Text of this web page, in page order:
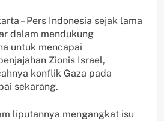
– Pers Indonesia sejak lama
dalam mendukung
untuk mencapai
Zionis Israel,
konflik Gaza pada
sekarang.
liputannya mengangkat isu